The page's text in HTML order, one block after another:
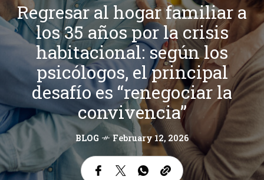
Regresar al hogar familiar a
los 35 años por la crisis
habitacional: según los
psicólogos, el principal
desafío es “renegociar la
convivencia”
BLOG February 12, 2026